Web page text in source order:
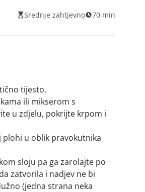
Srednje zahtjevno 70 min
tijesto.
ili mikserom s
u zdjelu, pokrijte krpom i
u oblik pravokutnika
sloju pa ga zarolajte po
zatvorila i nadjev ne bi
(jedna strana neka